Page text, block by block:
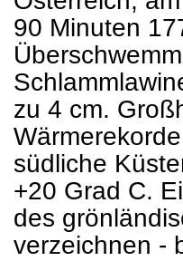
90 Minuten
zu 4 cm.
südliche
+20 Grad C.
des
verzeichnen -